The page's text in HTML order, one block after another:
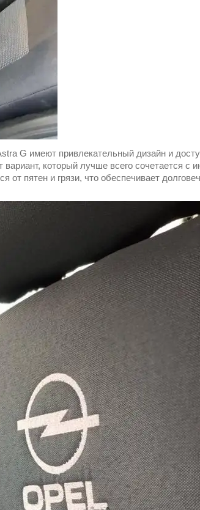
G имеют привлекательный дизайн и
вариант, который лучше всего сочетается с
от пятен и грязи, что обеспечивает